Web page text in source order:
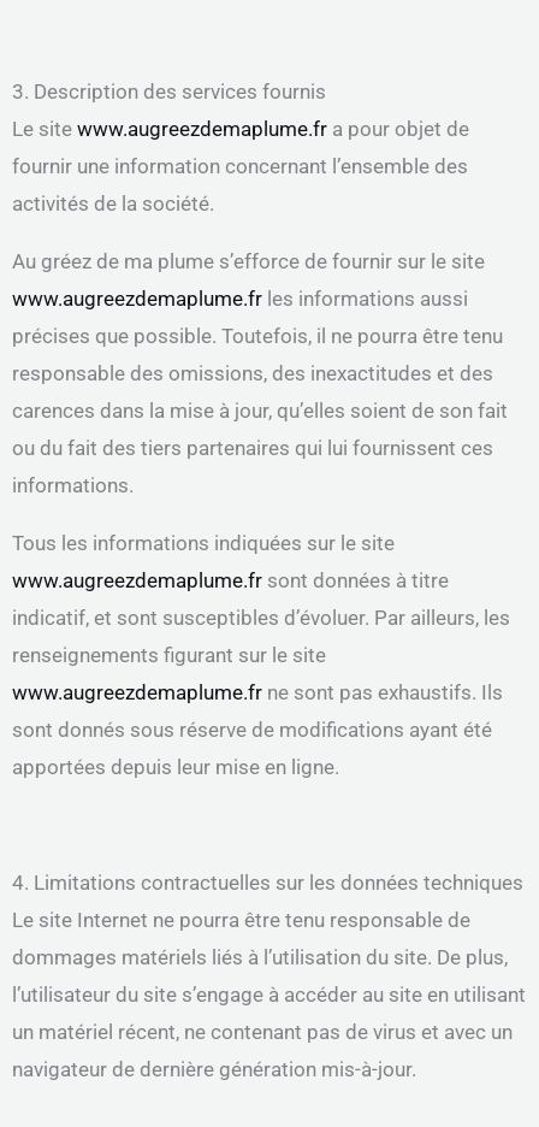
3. Description des services fournis
Le site www.augreezdemaplume.fr a pour objet de
fournir une information concernant l’ensemble des
activités de la société.
Au gréez de ma plume s’efforce de fournir sur le site
www.augreezdemaplume.fr les informations aussi
précises que possible. Toutefois, il ne pourra être tenu
responsable des omissions, des inexactitudes et des
carences dans la mise à jour, qu’elles soient de son fait
ou du fait des tiers partenaires qui lui fournissent ces
informations.
Tous les informations indiquées sur le site
www.augreezdemaplume.fr sont données à titre
indicatif, et sont susceptibles d’évoluer. Par ailleurs, les
renseignements figurant sur le site
www.augreezdemaplume.fr ne sont pas exhaustifs. Ils
sont donnés sous réserve de modifications ayant été
apportées depuis leur mise en ligne.
4. Limitations contractuelles sur les données techniques
Le site Internet ne pourra être tenu responsable de
dommages matériels liés à l’utilisation du site. De plus,
l’utilisateur du site s’engage à accéder au site en utilisant
un matériel récent, ne contenant pas de virus et avec un
navigateur de dernière génération mis-à-jour.